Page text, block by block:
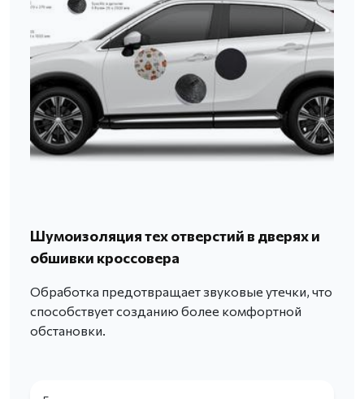
Шумоизоляция тех отверстий в дверях и
обшивки кроссовера
Обработка предотвращает звуковые утечки, что
способствует созданию более комфортной
обстановки.